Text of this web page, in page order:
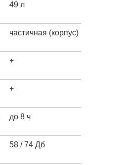
49 л
частичная (корпус)
+
+
до 8 ч
58 / 74 Дб